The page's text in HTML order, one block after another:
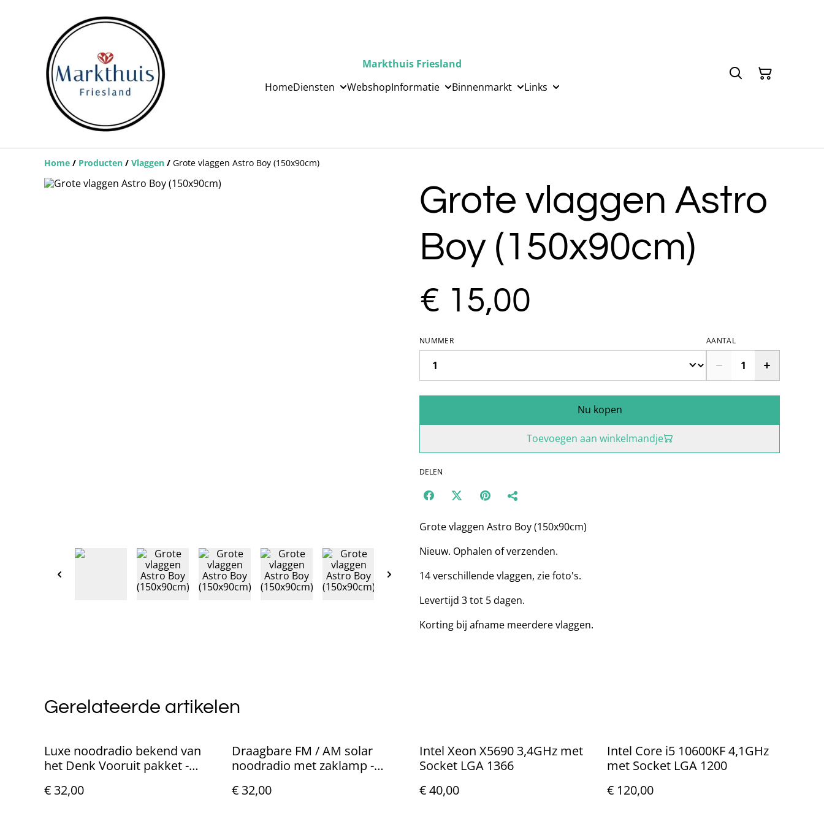
Markthuis Friesland
HomeDiensten WebshopInformatie Binnenmarkt Links
Home / Producten / Vlaggen / Grote vlaggen Astro Boy (150x90cm)
Grote vlaggen Astro
Boy (150x90cm)
€ 15,00
NUMMER AANTAL
Nu kopen
Toevoegen aan winkelmandje
DELEN
Grote vlaggen Astro Boy (150x90cm)
Nieuw. Ophalen of verzenden.
14 verschillende vlaggen, zie foto's.
Levertijd 3 tot 5 dagen.
Korting bij afname meerdere vlaggen.
Gerelateerde artikelen
Luxe noodradio bekend van
het Denk Vooruit pakket -
€ 32,00
Draagbare FM / AM solar
noodradio met zaklamp -
€ 32,00
Intel Xeon X5690 3,4GHz met
Socket LGA 1366
€ 40,00
Intel Core i5 10600KF 4,1GHz
met Socket LGA 1200
€ 120,00